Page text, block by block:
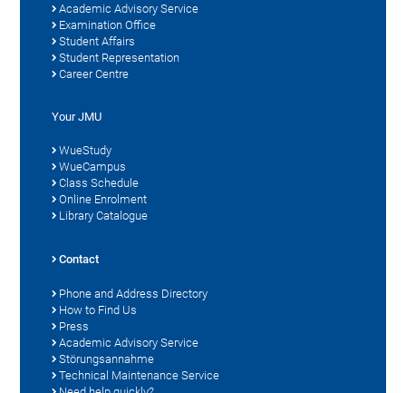
Academic Advisory Service
Examination Office
Student Affairs
Student Representation
Career Centre
Your JMU
WueStudy
WueCampus
Class Schedule
Online Enrolment
Library Catalogue
Contact
Phone and Address Directory
How to Find Us
Press
Academic Advisory Service
Störungsannahme
Technical Maintenance Service